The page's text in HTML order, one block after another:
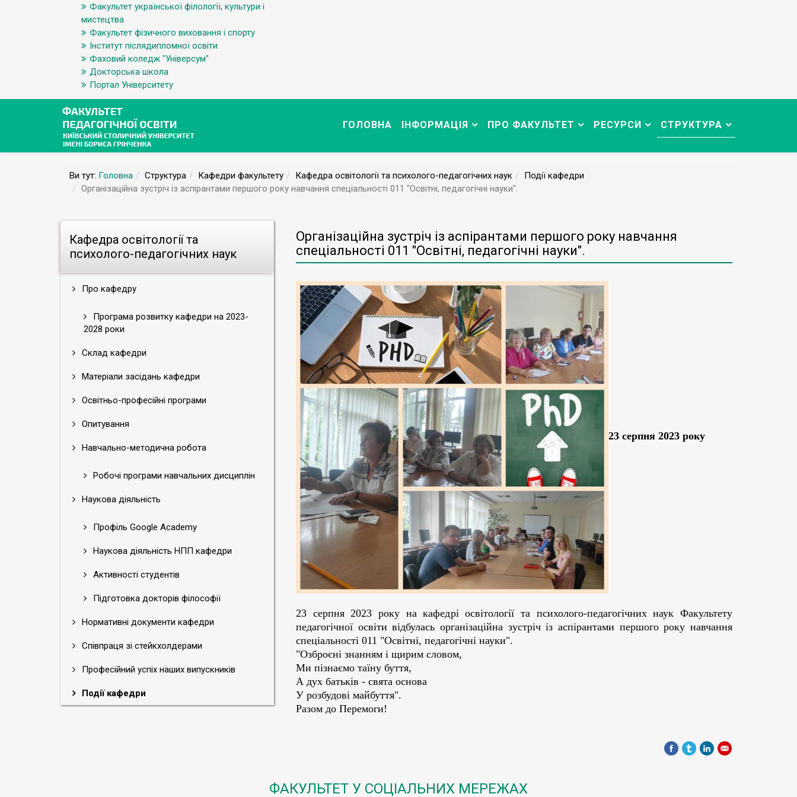
Факультет української філології, культури і
мистецтва
Факультет фізичного виховання і спорту
Інститут післядипломної освіти
Фаховий коледж "Універсум"
Докторська школа
Портал Університету
ГОЛОВНА ІНФОРМАЦІЯ ПРО ФАКУЛЬТЕТ РЕСУРСИ СТРУКТУРА
Ви тут: Головна Структура Кафедри факультету Кафедра освітології та психолого-педагогічних наук
Події кафедри
Організаційна зустріч із аспірантами першого року навчання спеціальності 011 "Освітні, педагогічні науки".
Кафедра освітології та
психолого-педагогічних наук
Про кафедру
Програма розвитку кафедри на 2023-
2028 роки
Склад кафедри
Матеріали засідань кафедри
Освітньо-професійні програми
Опитування
Навчально-методична робота
Робочі програми навчальних дисциплін
Наукова діяльність
Профіль Google Academy
Наукова діяльність НПП кафедри
Активності студентів
Підготовка докторів філософії
Нормативні документи кафедри
Співпраця зі стейкхолдерами
Професійний успіх наших випускників
Події кафедри
Організаційна зустріч із аспірантами першого року навчання
спеціальності 011 "Освітні, педагогічні науки".
23 серпня 2023 року
23 серпня 2023 року на кафедрі освітології та психолого-педагогічних наук Факультету
педагогічної освіти відбулась організаційна зустріч із аспірантами першого року навчання
спеціальності 011 "Освітні, педагогічні науки".
"Озброєні знанням і щирим словом,
Ми пізнаємо таїну буття,
А дух батьків - свята основа
У розбудові майбуття".
Разом до Перемоги!
ФАКУЛЬТЕТ У СОЦІАЛЬНИХ МЕРЕЖАХ